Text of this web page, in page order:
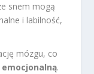
snem mogą
i labilność,
mózgu, co
.